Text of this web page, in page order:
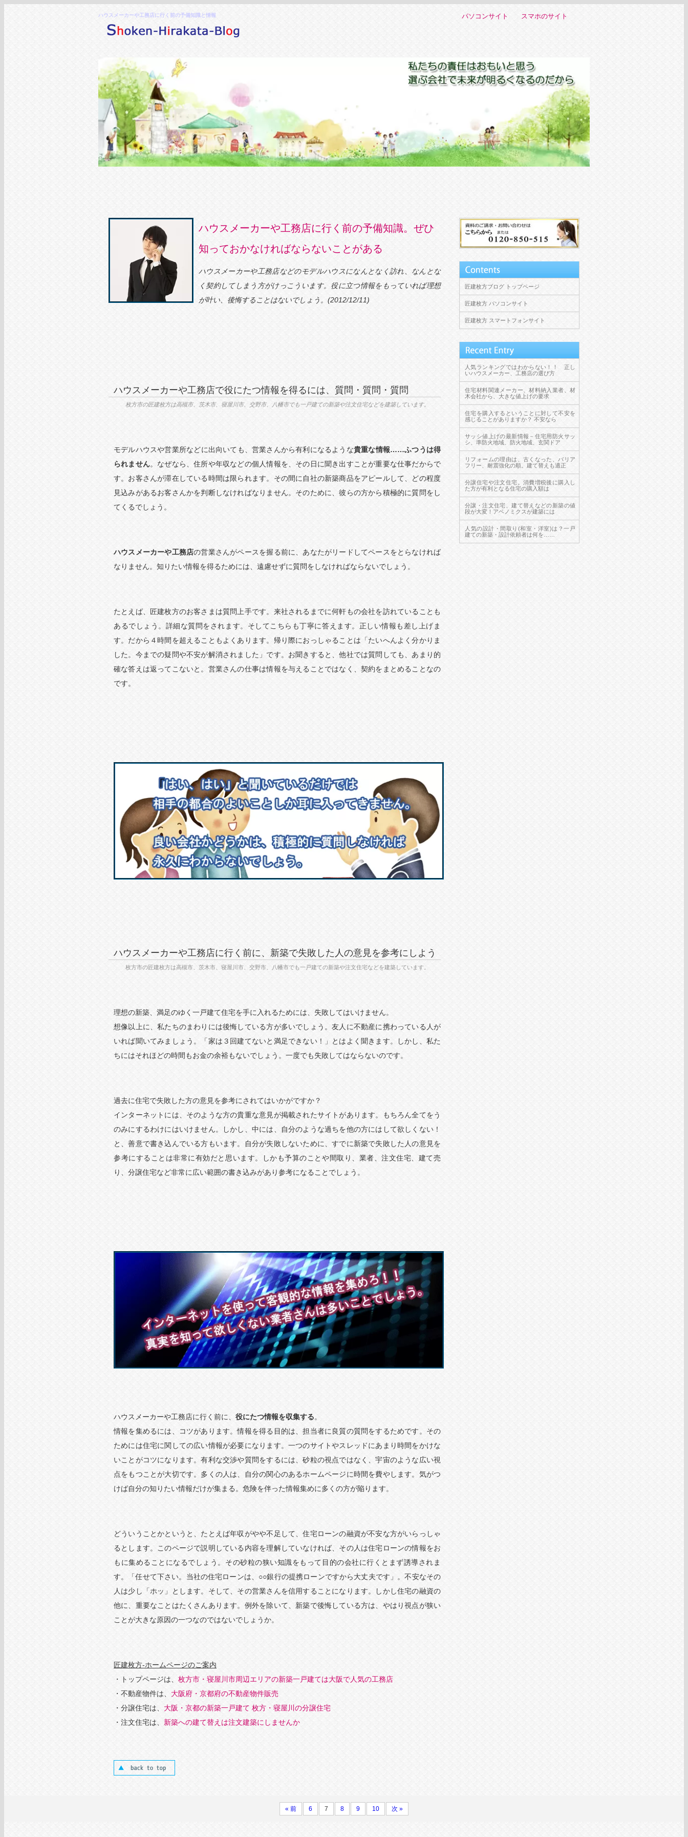
ハウスメーカーや工務店に行く前の予備知識と情報 パソコンサイト スマホのサイト
ハウスメーカーや工務店に行く前の予備知識。ぜひ
知っておかなければならないことがある
ハウスメーカーや工務店などのモデルハウスになんとなく訪れ、なんとな
く契約してしまう方がけっこういます。役に立つ情報をもっていれば理想
が叶い、後悔することはないでしょう。(2012/12/11)
ハウスメーカーや工務店で役にたつ情報を得るには、質問・質問・質問
枚方市の匠建枚方は高槻市、茨木市、寝屋川市、交野市、八幡市でも一戸建ての新築や注文住宅などを建築しています。
モデルハウスや営業所などに出向いても、営業さんから有利になるような貴重な情報……ふつうは得
られません。なぜなら、住所や年収などの個人情報を、その日に聞き出すことが重要な仕事だからで
す。お客さんが滞在している時間は限られます。その間に自社の新築商品をアピールして、どの程度
見込みがあるお客さんかを判断しなければなりません。そのために、彼らの方から積極的に質問をし
てくるでしょう。
ハウスメーカーや工務店の営業さんがペースを握る前に、あなたがリードしてペースをとらなければ
なりません。知りたい情報を得るためには、遠慮せずに質問をしなければならないでしょう。
たとえば、匠建枚方のお客さまは質問上手です。来社されるまでに何軒もの会社を訪れていることも
あるでしょう。詳細な質問をされます。そしてこちらも丁寧に答えます。正しい情報も差し上げま
す。だから４時間を超えることもよくあります。帰り際におっしゃることは「たいへんよく分かりま
した。今までの疑問や不安が解消されました」です。お聞きすると、他社では質問しても、あまり的
確な答えは返ってこないと。営業さんの仕事は情報を与えることではなく、契約をまとめることなの
です。
ハウスメーカーや工務店に行く前に、新築で失敗した人の意見を参考にしよう
枚方市の匠建枚方は高槻市、茨木市、寝屋川市、交野市、八幡市でも一戸建ての新築や注文住宅などを建築しています。
理想の新築、満足のゆく一戸建て住宅を手に入れるためには、失敗してはいけません。
想像以上に、私たちのまわりには後悔している方が多いでしょう。友人に不動産に携わっている人が
いれば聞いてみましょう。「家は３回建てないと満足できない！」とはよく聞きます。しかし、私た
ちにはそれほどの時間もお金の余裕もないでしょう。一度でも失敗してはならないのです。
過去に住宅で失敗した方の意見を参考にされてはいかがですか？
インターネットには、そのような方の貴重な意見が掲載されたサイトがあります。もちろん全てをう
のみにするわけにはいけません。しかし、中には、自分のような過ちを他の方にはして欲しくない！
と、善意で書き込んでいる方もいます。自分が失敗しないために、すでに新築で失敗した人の意見を
参考にすることは非常に有効だと思います。しかも予算のことや間取り、業者、注文住宅、建て売
り、分譲住宅など非常に広い範囲の書き込みがあり参考になることでしょう。
ハウスメーカーや工務店に行く前に、 役にたつ情報を収集する。
情報を集めるには、コツがあります。情報を得る目的は、担当者に良質の質問をするためです。その
ためには住宅に関しての広い情報が必要になります。一つのサイトやスレッドにあまり時間をかけな
いことがコツになります。有利な交渉や質問をするには、砂粒の視点ではなく、宇宙のような広い視
点をもつことが大切です。多くの人は、自分の関心のあるホームページに時間を費やします。気がつ
けば自分の知りたい情報だけが集まる。危険を伴った情報集めに多くの方が陥ります。
どういうことかというと、たとえば年収がやや不足して、住宅ローンの融資が不安な方がいらっしゃ
るとします。このページで説明している内容を理解していなければ、その人は住宅ローンの情報をお
もに集めることになるでしょう。その砂粒の狭い知識をもって目的の会社に行くとまず誘導されま
す。「任せて下さい。当社の住宅ローンは、○○銀行の提携ローンですから大丈夫です」。不安なその
人は少し「ホッ」とします。そして、その営業さんを信用することになります。しかし住宅の融資の
他に、重要なことはたくさんあります。例外を除いて、新築で後悔している方は、やはり視点が狭い
ことが大きな原因の一つなのではないでしょうか。
匠建枚方‐ホームページのご案内
・トップページは、 枚方市・寝屋川市周辺エリアの新築一戸建ては大阪で人気の工務店
・不動産物件は、 大阪府・京都府の不動産物件販売
・分譲住宅は、 大阪・京都の新築一戸建て 枚方・寝屋川の分譲住宅
・注文住宅は、 新築への建て替えは注文建築にしませんか
匠建枚方ブログ トップページ
匠建枚方 パソコンサイト
匠建枚方 スマートフォンサイト
人気ランキングではわからない！！ 正し
いハウスメーカー、工務店の選び方
住宅材料関連メーカー、材料納入業者、材
木会社から、大きな値上げの要求
住宅を購入するということに対して不安を
感じることがありますか？ 不安なら
サッシ値上げの最新情報－住宅用防火サッ
シ、準防火地域、防火地域、玄関ドア
リフォームの理由は、古くなった、バリア
フリー、耐震強化の順。建て替えも適正
分譲住宅や注文住宅。消費増税後に購入し
た方が有利となる住宅の購入額は
分譲・注文住宅、建て替えなどの新築の値
段が大変！アベノミクスが建築には
人気の設計・間取り(和室・洋室)は？一戸
建ての新築・設計依頼者は何を……
« 前 6 7 8 9 10 次 »